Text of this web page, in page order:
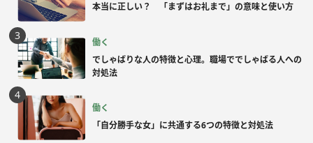
本当に正しい？ 「まずはお礼まで」の意味と使い方
働く
でしゃばりな人の特徴と心理。職場ででしゃばる人への
対処法
働く
「自分勝手な女」に共通する6つの特徴と対処法